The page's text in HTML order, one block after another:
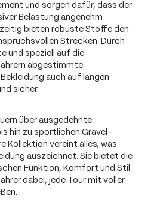
und sorgen dafür, dass der
Belastung angenehm
bieten robuste Stoffe den
Strecken. Durch
und speziell auf die
abgestimmte
auch auf langen
sicher.
über ausgedehnte
hin zu sportlichen Gravel-
Kollektion vereint alles, was
auszeichnet. Sie bietet die
Funktion, Komfort und Stil
dabei, jede Tour mit voller